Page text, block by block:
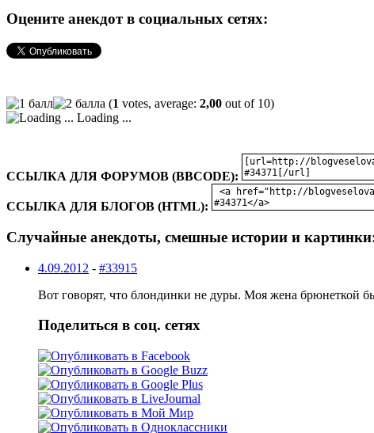
Оцените анекдот в социальных сетях:
(1 votes, average: 2,00 out of 10)
Loading ...
ССЫЛКА ДЛЯ ФОРУМОВ (BBCODE):
ССЫЛКА ДЛЯ БЛОГОВ (HTML):
Случайные анекдоты, смешные истории и
4.09.2012 - #33915
Вот говорят, что блондинки не дуры. Моя женa брюнеткой
Поделиться в соц. сетях